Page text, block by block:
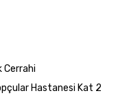
Cerrahi
Hastanesi Kat 2